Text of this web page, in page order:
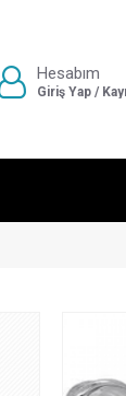
Hesabım
Giriş Yap /